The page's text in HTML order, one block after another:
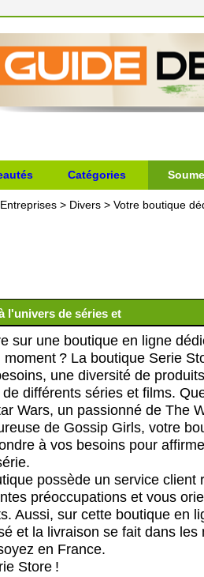
Catégories
> Divers > Votre boutique
l'univers de séries et
sur une boutique en ligne
? La boutique Serie
une diversité de
différents séries et films.
Wars, un passionné de The
de Gossip Girls, votre
à vos besoins pour
possède un service client
préoccupations et vous
Aussi, sur cette boutique en
et la livraison se fait dans les
en France.
Store !